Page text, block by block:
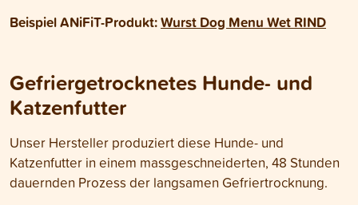
Beispiel ANiFiT-Produkt:Wurst Dog Menu Wet RIND
Gefriergetrocknetes Hunde- und
Katzenfutter
Unser Hersteller produziert diese Hunde- und
Katzenfutter in einem massgeschneiderten, 48 Stunden
dauernden Prozess der langsamen Gefriertrocknung.